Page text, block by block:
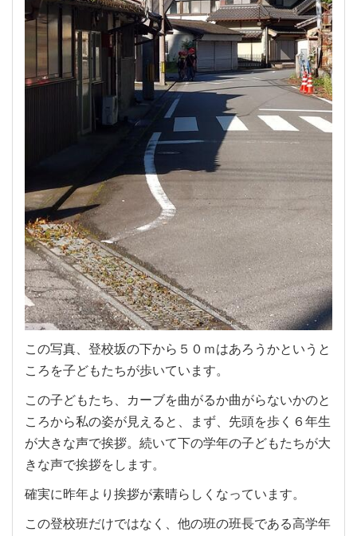
この写真、登校坂の下から５０ｍはあろうかというと
ころを子どもたちが歩いています。
この子どもたち、カーブを曲がるか曲がらないかのと
ころから私の姿が見えると、まず、先頭を歩く６年生
が大きな声で挨拶。続いて下の学年の子どもたちが大
きな声で挨拶をします。
確実に昨年より挨拶が素晴らしくなっています。
この登校班だけではなく、他の班の班長である高学年